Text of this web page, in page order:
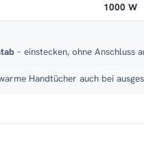
1000 W
– einstecken, ohne Anschluss
Handtücher auch bei